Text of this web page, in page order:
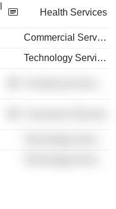
Health Services
Commercial Services
Technology Services